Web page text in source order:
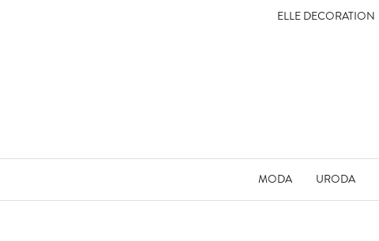
ELLE DECORATION
MODA URODA